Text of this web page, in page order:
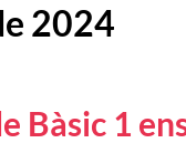
2024
Bàsic 1